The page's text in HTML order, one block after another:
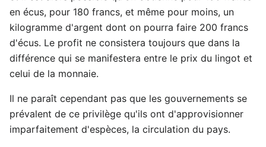
en écus, pour 180 francs, et même pour moins, un
kilogramme d'argent dont on pourra faire 200 francs
d'écus. Le profit ne consistera toujours que dans la
différence qui se manifestera entre le prix du lingot et
celui de la monnaie.
Il ne paraît cependant pas que les gouvernements se
prévalent de ce privilège qu'ils ont d'approvisionner
imparfaitement d'espèces, la circulation du pays.